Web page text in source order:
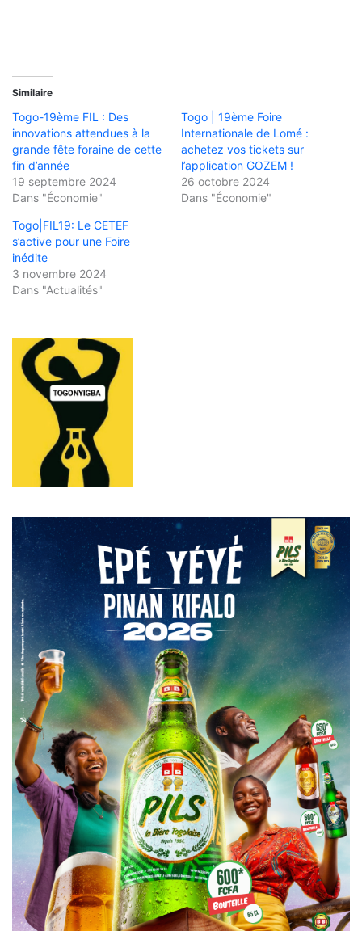
Similaire
Togo-19ème FIL : Des
innovations attendues à la
grande fête foraine de cette
fin d’année
19 septembre 2024
Dans "Économie"
Togo | 19ème Foire
Internationale de Lomé :
achetez vos tickets sur
l’application GOZEM !
26 octobre 2024
Dans "Économie"
Togo|FIL19: Le CETEF
s’active pour une Foire
inédite
3 novembre 2024
Dans "Actualités"